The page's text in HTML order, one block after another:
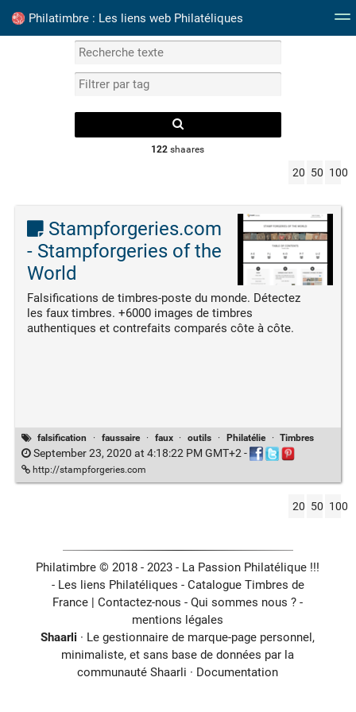
Philatimbre : Les liens web Philatéliques
Mots clefs Catalogue Timbres France
122 shaares
20 50 100
Stampforgeries.com
- Stampforgeries of the
World
Falsifications de timbres-poste du monde. Détectez
les faux timbres. +6000 images de timbres
authentiques et contrefaits comparés côte à côte.
falsification · faussaire · faux · outils · Philatélie · Timbres
September 23, 2020 at 4:18:22 PM GMT+2 -
http://stampforgeries.com
20 50 100
Philatimbre © 2018 - 2023 - La Passion Philatélique !!!
- Les liens Philatéliques - Catalogue Timbres de
France |Contactez-nous -Qui sommes nous ? -
mentions légales
Shaarli · Le gestionnaire de marque-page personnel,
minimaliste, et sans base de données par la
communauté Shaarli · Documentation